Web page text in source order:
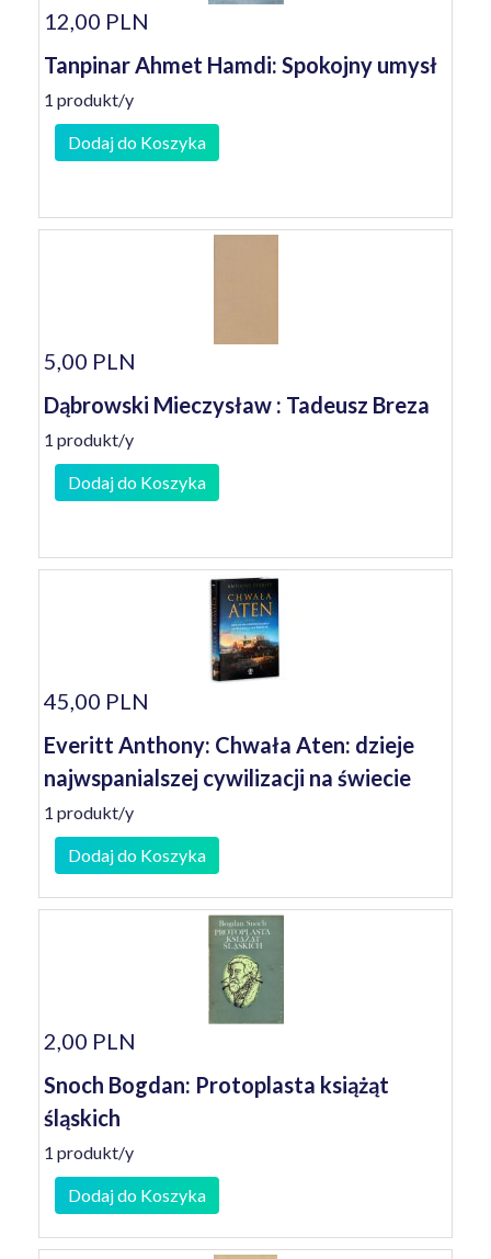
12,00 PLN
Tanpinar Ahmet Hamdi: Spokojny umysł
1 produkt/y
Dodaj do Koszyka
5,00 PLN
Dąbrowski Mieczysław : Tadeusz Breza
1 produkt/y
Dodaj do Koszyka
45,00 PLN
Everitt Anthony: Chwała Aten: dzieje
najwspanialszej cywilizacji na świecie
1 produkt/y
Dodaj do Koszyka
2,00 PLN
Snoch Bogdan: Protoplasta książąt
śląskich
1 produkt/y
Dodaj do Koszyka